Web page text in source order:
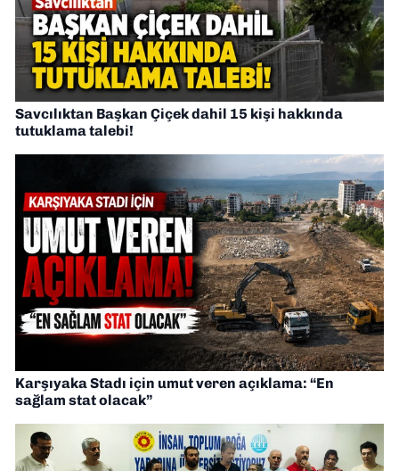
Savcılıktan Başkan Çiçek dahil 15 kişi hakkında
tutuklama talebi!
Karşıyaka Stadı için umut veren açıklama: “En
sağlam stat olacak”